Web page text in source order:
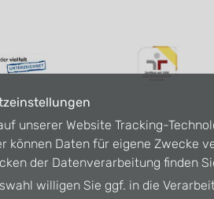
unserer Website Tracking-
können Daten für eigene Zwecke
der Datenverarbeitung finden
willigen Sie ggf. in die